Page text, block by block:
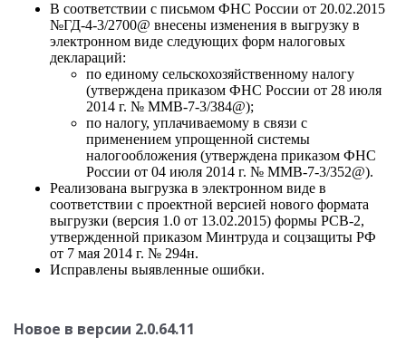
В соответствии с письмом ФНС России от 20.02.2015
№ГД-4-3/2700@ внесены изменения в выгрузку в
электронном виде следующих форм налоговых
деклараций:
по единому сельскохозяйственному налогу
(утверждена приказом ФНС России от 28 июля
2014 г. № ММВ-7-3/384@);
по налогу, уплачиваемому в связи с
применением упрощенной системы
налогообложения (утверждена приказом ФНС
России от 04 июля 2014 г. № ММВ-7-3/352@).
Реализована выгрузка в электронном виде в
соответствии с проектной версией нового формата
выгрузки (версия 1.0 от 13.02.2015) формы РСВ-2,
утвержденной приказом Минтруда и соцзащиты РФ
от 7 мая 2014 г. № 294н.
Исправлены выявленные ошибки.
Новое в версии 2.0.64.11